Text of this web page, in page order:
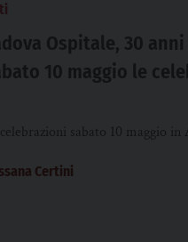
Ospitale, 30
10 maggio le
sabato 10 maggio in
Certini